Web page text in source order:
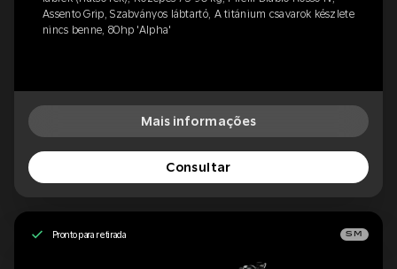
Assento Grip, Szabványos lábtartó, A titánium csavarok készlete
nincs benne, 80hp 'Alpha'
Mais informações
Consultar
Pronto para retirada SM